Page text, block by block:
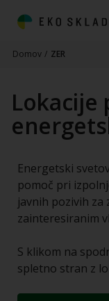
Domov / ZER
Lokacije
Energetski
pomoč pri
javnih pozivih za
zainteresiranim
S klikom na
spletno stran z